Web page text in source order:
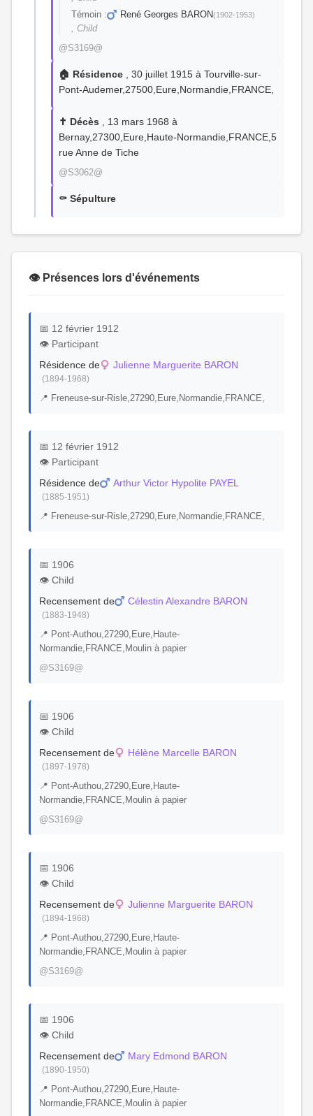
Témoin :
René Georges BARON(1902-1953)
, Child
@S3169@
🏠 Résidence , 30 juillet 1915 à Tourville-sur-
Pont-Audemer,27500,Eure,Normandie,FRANCE,
✝️ Décès , 13 mars 1968 à
Bernay,27300,Eure,Haute-Normandie,FRANCE,5
rue Anne de Tiche
@S3062@
⚰️ Sépulture
👁️ Présences lors d'événements
📅 12 février 1912
👁️ Participant
Résidence de
Julienne Marguerite BARON
(1894-1968)
📍 Freneuse-sur-Risle,27290,Eure,Normandie,FRANCE,
📅 12 février 1912
👁️ Participant
Résidence de
Arthur Victor Hypolite PAYEL
(1885-1951)
📍 Freneuse-sur-Risle,27290,Eure,Normandie,FRANCE,
📅 1906
👁️ Child
Recensement de
Célestin Alexandre BARON
(1883-1948)
📍 Pont-Authou,27290,Eure,Haute-
Normandie,FRANCE,Moulin à papier
@S3169@
📅 1906
👁️ Child
Recensement de
Hélène Marcelle BARON
(1897-1978)
📍 Pont-Authou,27290,Eure,Haute-
Normandie,FRANCE,Moulin à papier
@S3169@
📅 1906
👁️ Child
Recensement de
Julienne Marguerite BARON
(1894-1968)
📍 Pont-Authou,27290,Eure,Haute-
Normandie,FRANCE,Moulin à papier
@S3169@
📅 1906
👁️ Child
Recensement de
Mary Edmond BARON
(1890-1950)
📍 Pont-Authou,27290,Eure,Haute-
Normandie,FRANCE,Moulin à papier